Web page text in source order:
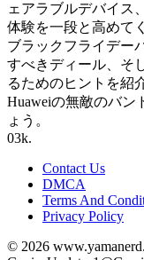
ェアラブルデバイス
体験を一段と高めて
ブラックフライデー
すべきディール、そ
るためのヒントを紹
Huaweiの無敵のバン
ょう。
03k.
Contact Us
DMCA
Terms And
Privacy Policy
© 2026